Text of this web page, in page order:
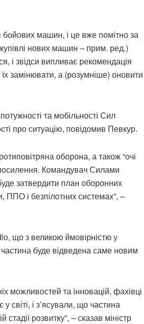
машин, і це вже помітно за
нових машин – прим. ред.)
і звідси випливає рекомендація
замінювати, а (розумніше) оновити
та мобільності Сил
про ситуацію, повідомив Певкур.
оборона, а також “очі
Командувач Силами
затвердити план оборонних
ППО і безпілотних системах”, –
що з великою ймовірністю у
буде відведена саме новим
можливостей та інновацій, фахівці
світі, і з’ясували, що частина
розвитку”, – сказав міністр